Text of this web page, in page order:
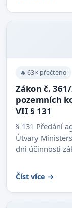
🔥 63× přečteno
Zákon č.
pozemních
VII § 131
§ 131 Předání
Útvary
dni účinnosti
Číst více →